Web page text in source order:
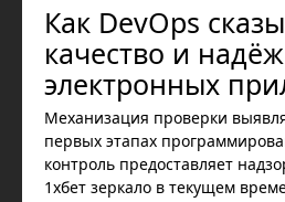
Как DevOps
качество и
электронных
Механизация проверки
первых этапах
контроль предоставляет
1хбет зеркало в текущем